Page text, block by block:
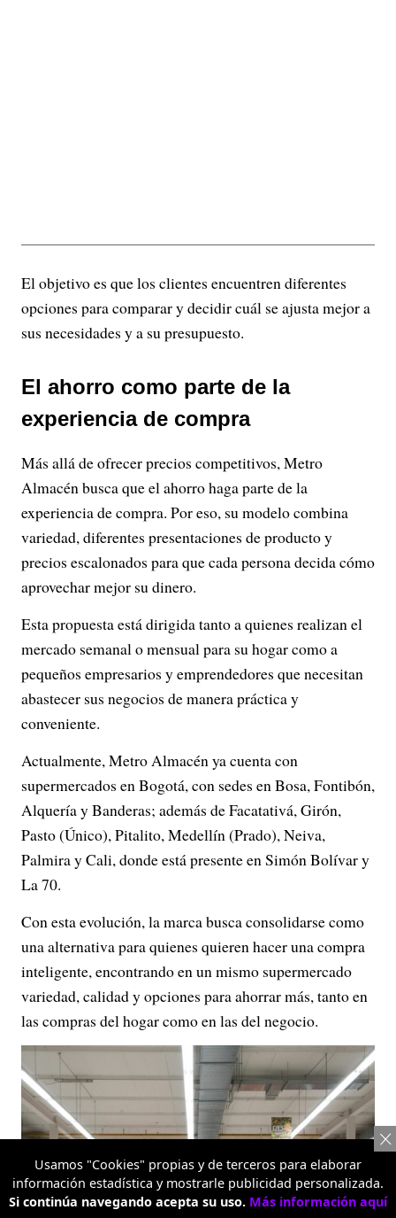
El objetivo es que los clientes encuentren diferentes
opciones para comparar y decidir cuál se ajusta mejor a
sus necesidades y a su presupuesto.
El ahorro como parte de la
experiencia de compra
Más allá de ofrecer precios competitivos, Metro
Almacén busca que el ahorro haga parte de la
experiencia de compra. Por eso, su modelo combina
variedad, diferentes presentaciones de producto y
precios escalonados para que cada persona decida cómo
aprovechar mejor su dinero.
Esta propuesta está dirigida tanto a quienes realizan el
mercado semanal o mensual para su hogar como a
pequeños empresarios y emprendedores que necesitan
abastecer sus negocios de manera práctica y
conveniente.
Actualmente, Metro Almacén ya cuenta con
supermercados en Bogotá, con sedes en Bosa, Fontibón,
Alquería y Banderas; además de Facatativá, Girón,
Pasto (Único), Pitalito, Medellín (Prado), Neiva,
Palmira y Cali, donde está presente en Simón Bolívar y
La 70.
Con esta evolución, la marca busca consolidarse como
una alternativa para quienes quieren hacer una compra
inteligente, encontrando en un mismo supermercado
variedad, calidad y opciones para ahorrar más, tanto en
las compras del hogar como en las del negocio.
Usamos "Cookies" propias y de terceros para elaborar
información estadística y mostrarle publicidad personalizada.
Si continúa navegando acepta su uso. Más información aquí